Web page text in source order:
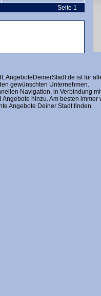
Seite 1
AngeboteDeinerStadt.de ist für
gewünschten Unternehmen.
Navigation, in Verbindung
hinzu. Am besten
Angebote Deiner Stadt finden.